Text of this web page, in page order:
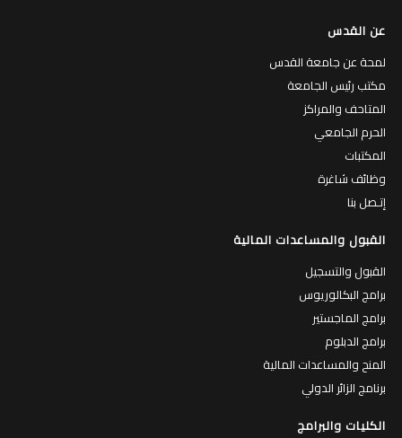
عن القدس
لمحة عن جامعة القدس
مكتب رئيس الجامعة
المتاحف والمراكز
الحرم الجامعي
المكتبات
وظائف شاغرة
إتـصل بنا
القبول والمساعدات المالية
القبول والتسجيل
برامج البكالوريوس
برامج الماجستير
برامج الدبلوم
المنح والمساعدات المالية
برنامج الزائر الدولي
الكليات والبرامج